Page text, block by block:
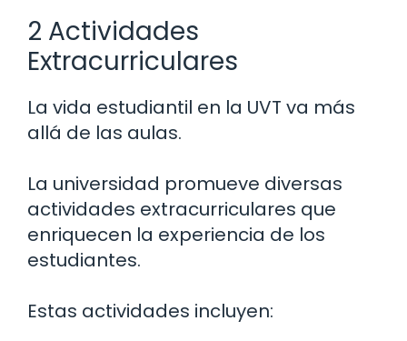
2 Actividades
Extracurriculares
La vida estudiantil en la UVT va más
allá de las aulas.
La universidad promueve diversas
actividades extracurriculares que
enriquecen la experiencia de los
estudiantes.
Estas actividades incluyen: